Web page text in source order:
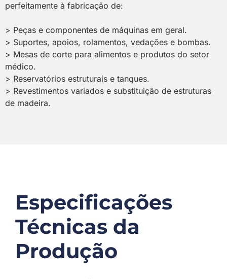
perfeitamente à fabricação de:
> Peças e componentes de máquinas em geral.
> Suportes, apoios, rolamentos, vedações e bombas.
> Mesas de corte para alimentos e produtos do setor
médico.
> Reservatórios estruturais e tanques.
> Revestimentos variados e substituição de estruturas
de madeira.
Especificações
Técnicas da
Produção